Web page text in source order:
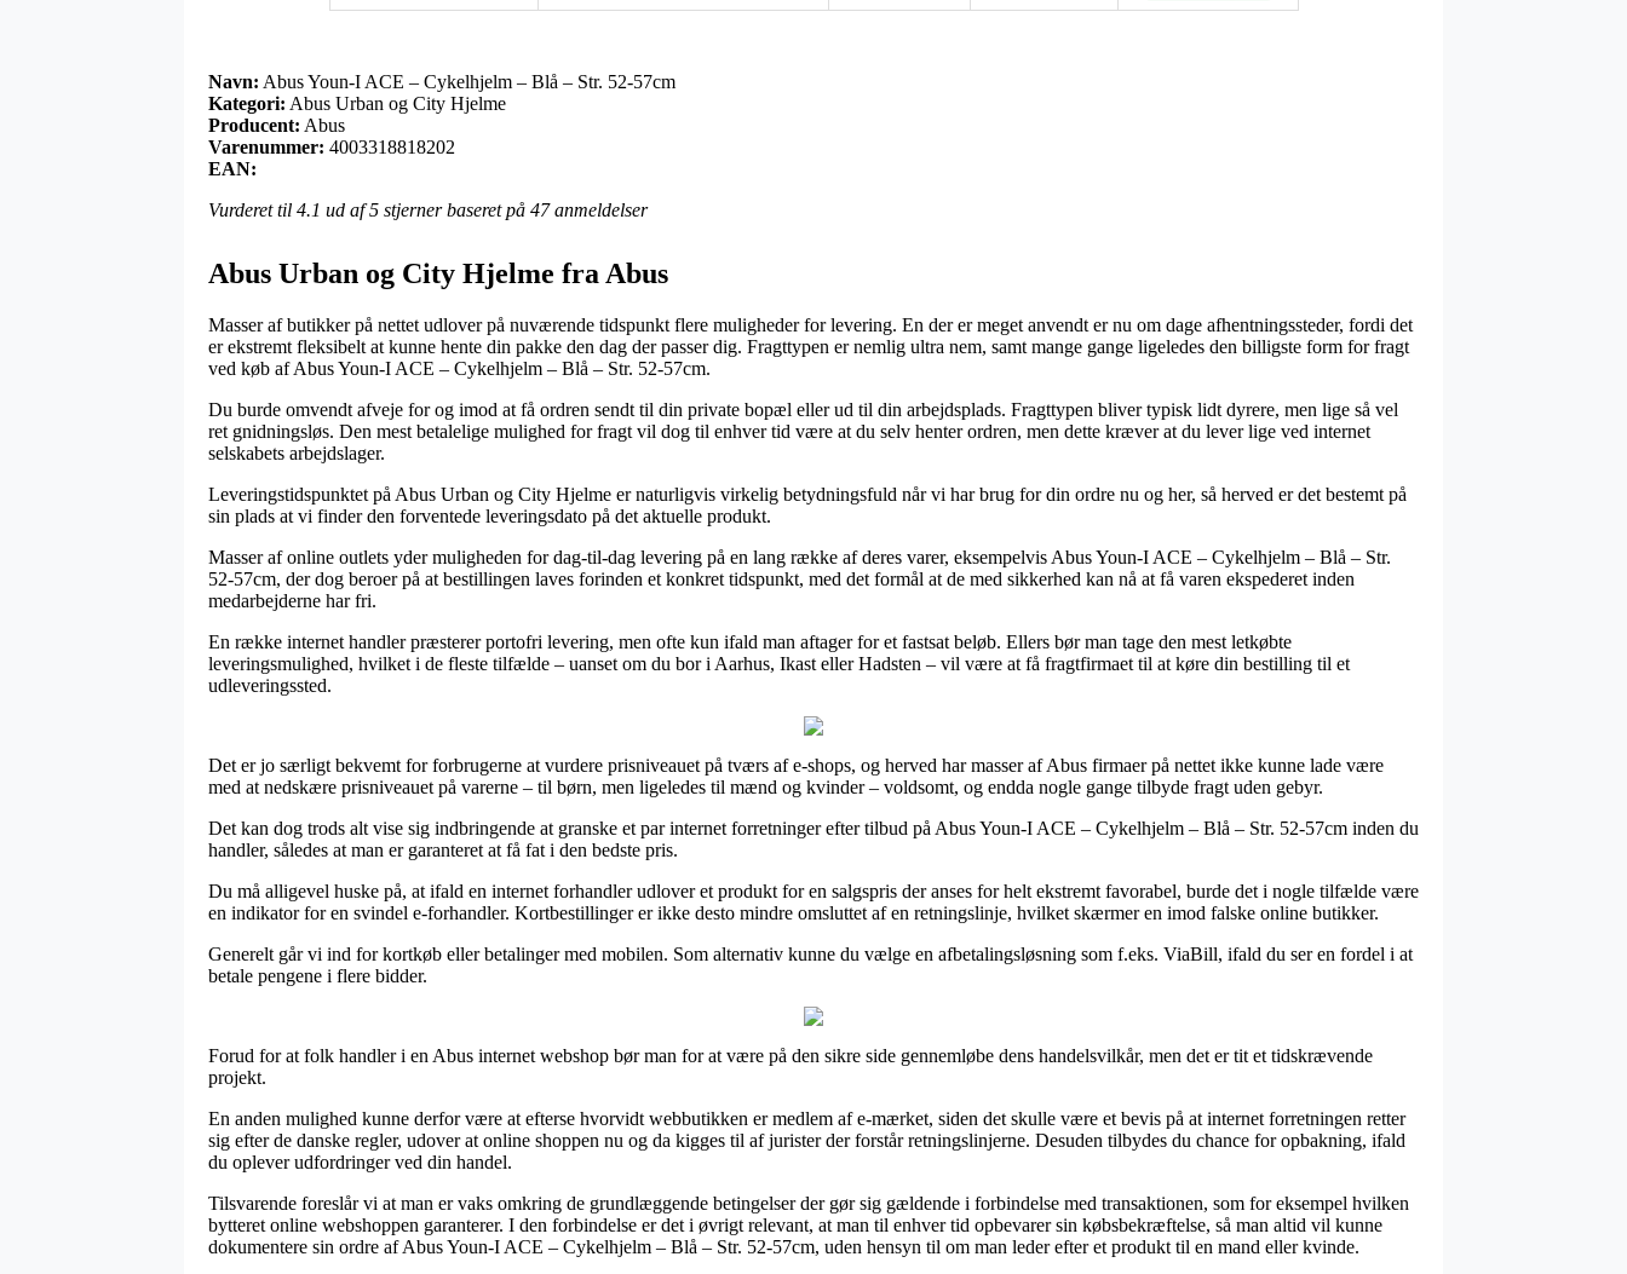
Navn: Abus Youn-I ACE – Cykelhjelm – Blå – Str. 52-57cm
Kategori: Abus Urban og City Hjelme
Producent: Abus
Varenummer: 4003318818202
EAN:
Vurderet til 4.1 ud af 5 stjerner baseret på 47anmeldelser
Abus Urban og City Hjelme fra Abus
Masser af butikker på nettet udlover på nuværende tidspunkt flere muligheder for levering. En der er meget anvendt er nu om dage afhentningssteder, fordi det
er ekstremt fleksibelt at kunne hente din pakke den dag der passer dig. Fragttypen er nemlig ultra nem, samt mange gange ligeledes den billigste form for fragt
ved køb af Abus Youn-I ACE – Cykelhjelm – Blå – Str. 52-57cm.
Du burde omvendt afveje for og imod at få ordren sendt til din private bopæl eller ud til din arbejdsplads. Fragttypen bliver typisk lidt dyrere, men lige så vel
ret gnidningsløs. Den mest betalelige mulighed for fragt vil dog til enhver tid være at du selv henter ordren, men dette kræver at du lever lige ved internet
selskabets arbejdslager.
Leveringstidspunktet på Abus Urban og City Hjelme er naturligvis virkelig betydningsfuld når vi har brug for din ordre nu og her, så herved er det bestemt på
sin plads at vi finder den forventede leveringsdato på det aktuelle produkt.
Masser af online outlets yder muligheden for dag-til-dag levering på en lang række af deres varer, eksempelvis Abus Youn-I ACE – Cykelhjelm – Blå – Str.
52-57cm, der dog beroer på at bestillingen laves forinden et konkret tidspunkt, med det formål at de med sikkerhed kan nå at få varen ekspederet inden
medarbejderne har fri.
En række internet handler præsterer portofri levering, men ofte kun ifald man aftager for et fastsat beløb. Ellers bør man tage den mest letkøbte
leveringsmulighed, hvilket i de fleste tilfælde – uanset om du bor i Aarhus, Ikast eller Hadsten – vil være at få fragtfirmaet til at køre din bestilling til et
udleveringssted.
Det er jo særligt bekvemt for forbrugerne at vurdere prisniveauet på tværs af e-shops, og herved har masser af Abus firmaer på nettet ikke kunne lade være
med at nedskære prisniveauet på varerne – til børn, men ligeledes til mænd og kvinder – voldsomt, og endda nogle gange tilbyde fragt uden gebyr.
Det kan dog trods alt vise sig indbringende at granske et par internet forretninger efter tilbud på Abus Youn-I ACE – Cykelhjelm – Blå – Str. 52-57cm inden du
handler, således at man er garanteret at få fat i den bedste pris.
Du må alligevel huske på, at ifald en internet forhandler udlover et produkt for en salgspris der anses for helt ekstremt favorabel, burde det i nogle tilfælde være
en indikator for en svindel e-forhandler. Kortbestillinger er ikke desto mindre omsluttet af en retningslinje, hvilket skærmer en imod falske online butikker.
Generelt går vi ind for kortkøb eller betalinger med mobilen. Som alternativ kunne du vælge en afbetalingsløsning som f.eks. ViaBill, ifald du ser en fordel i at
betale pengene i flere bidder.
Forud for at folk handler i en Abus internet webshop bør man for at være på den sikre side gennemløbe dens handelsvilkår, men det er tit et tidskrævende
projekt.
En anden mulighed kunne derfor være at efterse hvorvidt webbutikken er medlem af e-mærket, siden det skulle være et bevis på at internet forretningen retter
sig efter de danske regler, udover at online shoppen nu og da kigges til af jurister der forstår retningslinjerne. Desuden tilbydes du chance for opbakning, ifald
du oplever udfordringer ved din handel.
Tilsvarende foreslår vi at man er vaks omkring de grundlæggende betingelser der gør sig gældende i forbindelse med transaktionen, som for eksempel hvilken
bytteret online webshoppen garanterer. I den forbindelse er det i øvrigt relevant, at man til enhver tid opbevarer sin købsbekræftelse, så man altid vil kunne
dokumentere sin ordre af Abus Youn-I ACE – Cykelhjelm – Blå – Str. 52-57cm, uden hensyn til om man leder efter et produkt til en mand eller kvinde.